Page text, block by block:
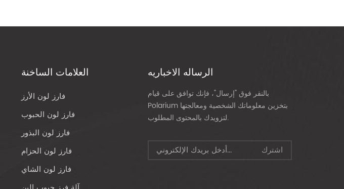
العلامات الساخنة
فارز لون الأرز
فارز لون الحبوب
فارز لون البذور
فارز لون الحزام
فارز لون الشاي
الرساله الاخباريه
بالنقر فوق "إرسال"، فإنك توافق على قيام
Polarium بتخزين معلوماتك الشخصية ومعالجتها
لتزويدك بالمحتوى المطلوب.